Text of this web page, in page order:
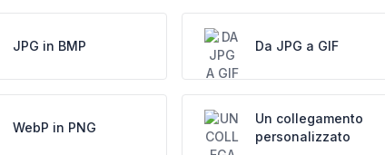
JPG in BMP Da JPG a GIF
WebP in PNG
Un collegamento
personalizzato